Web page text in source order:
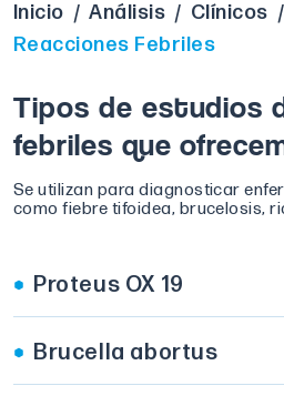
Inicio / Análisis / Clínicos /
Reacciones Febriles
Tipos de estudios
febriles que
Se utilizan para diagnosticar
como fiebre tifoidea, brucelosis,
Proteus OX 19
Brucella abortus